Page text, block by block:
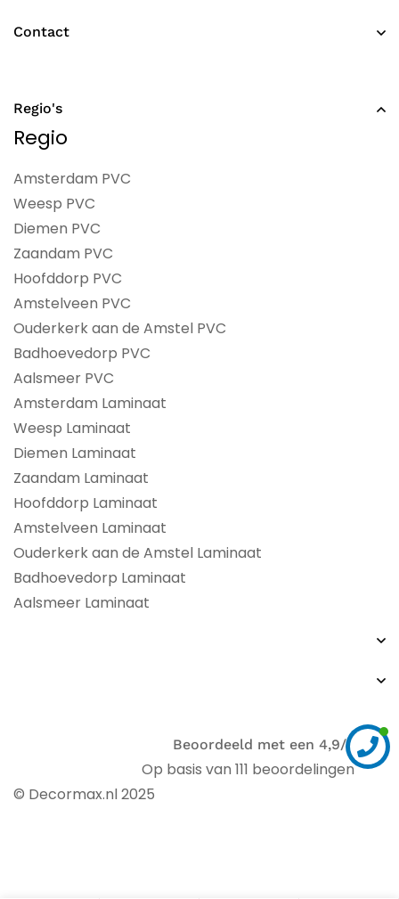
Contact
Regio's
Regio
Amsterdam PVC
Weesp PVC
Diemen PVC
Zaandam PVC
Hoofddorp PVC
Amstelveen PVC
Ouderkerk aan de Amstel PVC
Badhoevedorp PVC
Aalsmeer PVC
Amsterdam Laminaat
Weesp Laminaat
Diemen Laminaat
Zaandam Laminaat
Hoofddorp Laminaat
Amstelveen Laminaat
Ouderkerk aan de Amstel Laminaat
Badhoevedorp Laminaat
Aalsmeer Laminaat
© Decormax.nl 2025
Beoordeeld met een 4,9/5
Op basis van 111 beoordelingen